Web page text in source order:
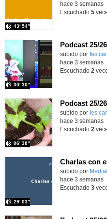
43′ 54″
hace 3 semanas
Escuchado 5
subido por Ies
30′ 30″
hace 3 semanas
Escuchado 2
Podcast 25/
subido por Ies
06′ 38″
hace 3 semanas
Escuchado 2
subido por
29′ 03″
hace 3 semanas
Escuchado 3